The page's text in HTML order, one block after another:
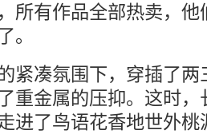
所有作品全部热卖，
。
紧凑氛围下，穿插了
重金属的压抑。这时
进了鸟语花香地世外